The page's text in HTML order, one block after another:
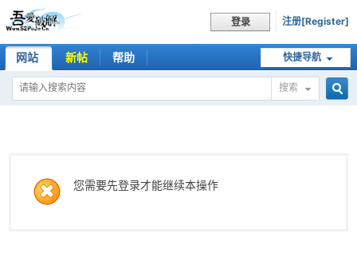
登录 注册[Register]
快捷导航
网站 新帖 帮助
搜索
您需要先登录才能继续本操作